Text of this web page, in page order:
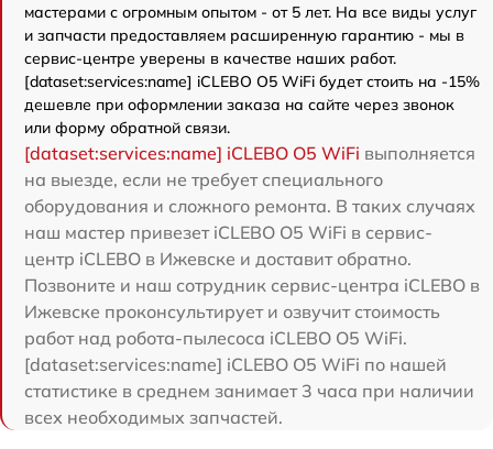
мастерами с огромным опытом - от 5 лет. На все виды услуг
и запчасти предоставляем расширенную гарантию - мы в
сервис-центре уверены в качестве наших работ.
[dataset:services:name] iCLEBO O5 WiFi будет стоить на -15%
дешевле при оформлении заказа на сайте через звонок
или форму обратной связи.
[dataset:services:name] iCLEBO O5 WiFi выполняется
на выезде, если не требует специального
оборудования и сложного ремонта. В таких случаях
наш мастер привезет iCLEBO O5 WiFi в сервис-
центр iCLEBO в Ижевске и доставит обратно.
Позвоните и наш сотрудник сервис-центра iCLEBO в
Ижевске проконсультирует и озвучит стоимость
работ над робота-пылесоса iCLEBO O5 WiFi.
[dataset:services:name] iCLEBO O5 WiFi по нашей
статистике в среднем занимает 3 часа при наличии
всех необходимых запчастей.